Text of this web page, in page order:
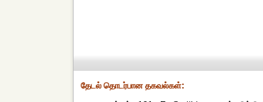
தேட‌ல் தொட‌ர்பான தகவ‌ல்க‌ள்: